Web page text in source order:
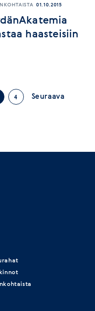
01.10.2015
haasteisiin
4 Seuraava